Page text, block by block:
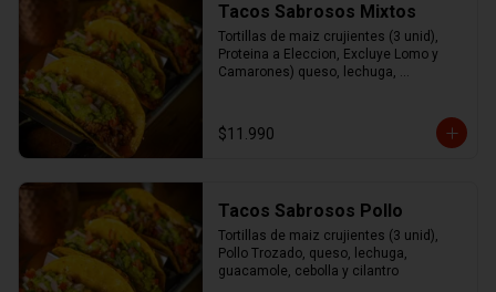
Tacos Sabrosos Mixtos
Tortillas de maiz crujientes (3 unid),
Proteina a Eleccion, Excluye Lomo y
Camarones) queso, lechuga,
$11.990
Tacos Sabrosos Pollo
Tortillas de maiz crujientes (3 unid),
Pollo Trozado, queso, lechuga,
guacamole, cebolla y cilantro